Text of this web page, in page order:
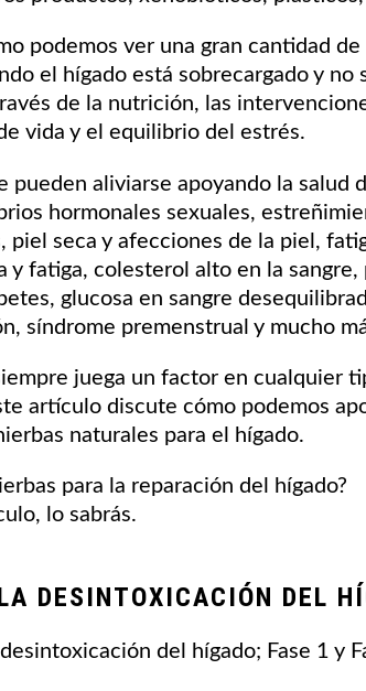
podemos ver una gran cantidad de
el hígado está sobrecargado y no
de la nutrición, las
vida y el equilibrio del estrés.
pueden aliviarse apoyando la salud
hormonales sexuales,
piel seca y afecciones de la piel,
y fatiga, colesterol alto en la sangre,
glucosa en sangre
síndrome premenstrual y mucho
juega un factor en cualquier
artículo discute cómo podemos
naturales para el hígado.
para la reparación del hígado?
lo sabrás.
DESINTOXICACIÓN DEL
del hígado; Fase 1 y